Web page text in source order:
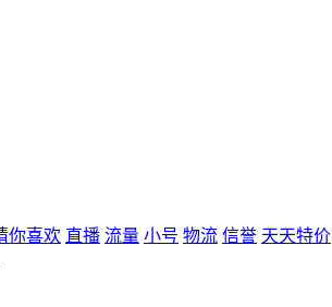
你喜欢 直播 流量 小号 物流 信誉 天天特价